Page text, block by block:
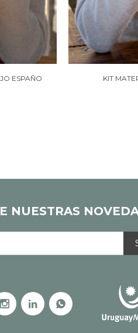
ESPAÑO
KIT
NUESTRAS
  